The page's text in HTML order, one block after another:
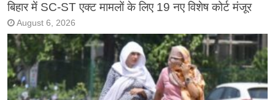
बिहार में SC-ST एक्ट मामलों के लिए 19 नए विशेष कोर्ट मंजूर
August 6, 2026